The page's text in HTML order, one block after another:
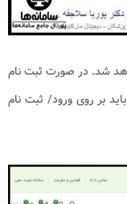
شد. در صورت ثبت نام
بر روی ورود/ ثبت نام